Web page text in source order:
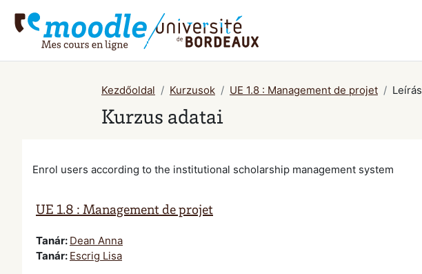
Kezdőoldal Kurzusok UE 1.8 : Management de projet Leírás
Kurzus adatai
Enrol users according to the institutional scholarship management system
UE 1.8 : Management de projet
Tanár: Dean Anna
Tanár: Escrig Lisa